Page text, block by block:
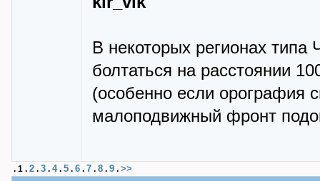
В некоторых регионах типа
болтаться на расстоянии
(особенно если орография
малоподвижный фронт
. 1 . 2 . 3 . 4. 5 . 6 . 7 . 8 . 9 . >>